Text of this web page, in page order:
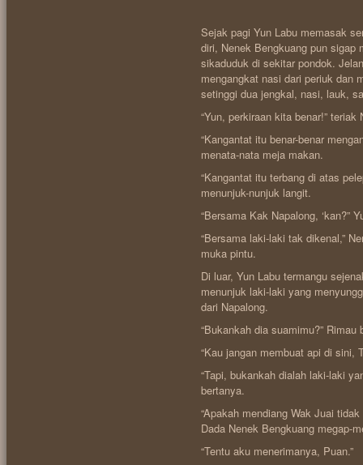
Sejak pagi Yun Labu memasak
diri, Nenek Bengkuang pun sigap
sikaduduk di sekitar pondok.
mengangkat nasi dari periuk dan
setinggi dua jengkal, nasi, lauk,
“Yun, perkiraan kita benar!”
“Kangantat itu benar-benar
menata-nata meja makan.
“Kangantat itu terbang di atas
menunjuk-nunjuk langit.
“Bersama Kak Napalong, ‘kan?”
“Bersama laki-laki tak dikenal,”
muka pintu.
Di luar, Yun Labu termangu
menunjuk laki-laki yang
dari Napalong.
“Bukankah dia suamimu?” Rimau
“Kau jangan membuat api di sini,
“Tapi, bukankah dialah laki-laki
bertanya.
“Apakah mendiang Wak Juai
Dada Nenek Bengkuang megap-
“Tentu aku menerimanya, Puan.”